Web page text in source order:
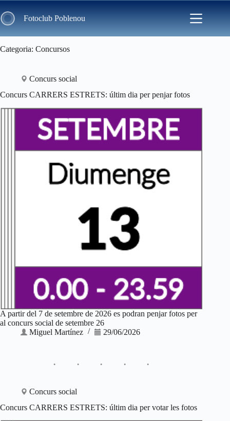
to
content Fotoclub Poblenou
Categoria Concursos
Concurs social
Concurs CARRERS ESTRETS: últim dia per penjar fotos
A partir del 7 de setembre de 2026 es podran penjar fotos per
al concurs social de setembre 26
Miguel Martínez
29/06/2026
Concurs social
Concurs CARRERS ESTRETS: últim dia per votar les fotos